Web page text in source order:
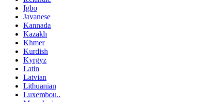
Igbo
Javanese
Kannada
Kazakh
Khmer
Kurdish
Kyrgyz
Latin
Latvian
Lithuanian
Luxembou..